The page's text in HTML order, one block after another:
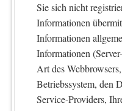
Sie sich nicht
Informationen
Informationen
Informationen
Art des
Betriebssystem, den
Service-Providers,